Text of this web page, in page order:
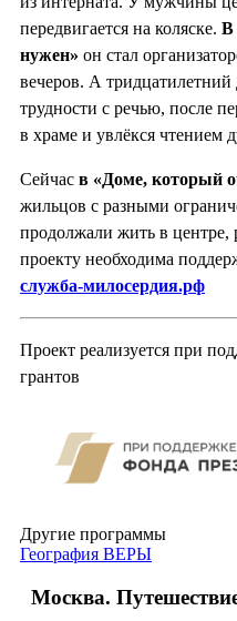
передвигается на коляске. В
нужен» он стал
вечеров. А тридцатилетний
трудности с речью, после
в храме и увлёкся чтением
Сейчас в «Доме, который
жильцов с разными
продолжали жить в центре,
проекту необходима
служба-милосердия.рф
Проект реализуется при
грантов
Другие программы
География ВЕРЫ
Москва.